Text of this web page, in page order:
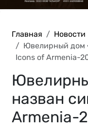
Главная
Новости
Ювелирный дом
Icons of Armenia-
назван
Armenia-